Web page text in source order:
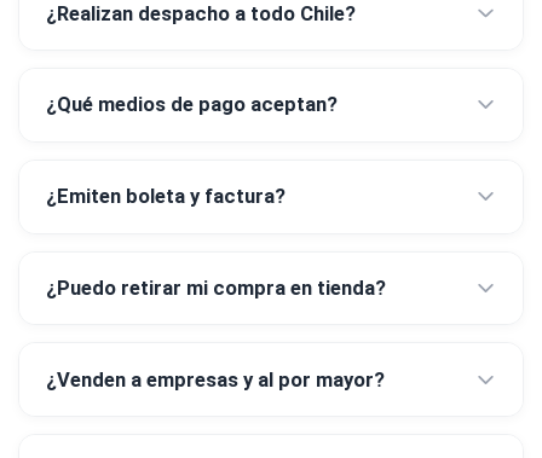
¿Realizan despacho a todo Chile?
¿Qué medios de pago aceptan?
¿Emiten boleta y factura?
¿Puedo retirar mi compra en tienda?
¿Venden a empresas y al por mayor?